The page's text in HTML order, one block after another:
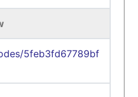
5feb3fd67789bf